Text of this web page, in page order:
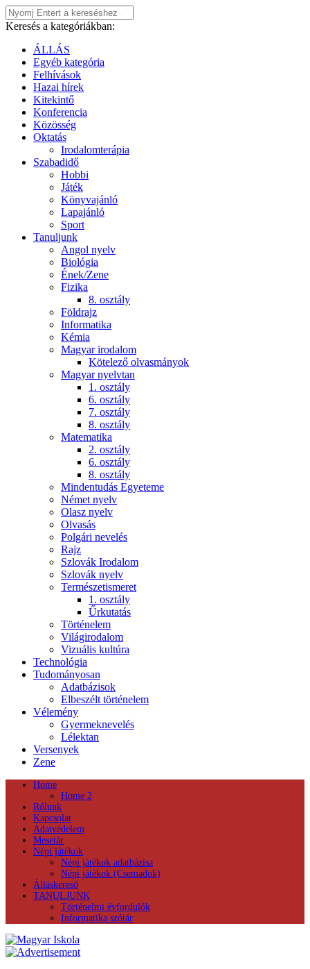
Keresés a kategóriákban:
ÁLLÁS
Egyéb kategória
Felhívások
Hazai hírek
Kitekintő
Konferencia
Közösség
Oktatás
Irodalomterápia
Szabadidő
Hobbi
Játék
Könyvajánló
Lapajánló
Sport
Tanuljunk
Angol nyelv
Biológia
Ének/Zene
Fizika
8. osztály
Földrajz
Informatika
Kémia
Magyar irodalom
Kötelező olvasmányok
Magyar nyelvtan
1. osztály
6. osztály
7. osztály
8. osztály
Matematika
2. osztály
6. osztály
8. osztály
Mindentudás Egyeteme
Német nyelv
Olasz nyelv
Olvasás
Polgári nevelés
Rajz
Szlovák Irodalom
Szlovák nyelv
Természetismeret
1. osztály
Űrkutatás
Történelem
Világirodalom
Vizuális kultúra
Technológia
Tudományosan
Adatbázisok
Elbeszélt történelem
Vélemény
Gyermeknevelés
Lélektan
Versenyek
Zene
Home
Home 2
Rólunk
Kapcsolat
Adatvédelem
Mesetár
Népi játékok
Népi játékok adatbázisa
Népi játékok (Csemadok)
Álláskereső
TANULJUNK
Történelmi évfordulók
Informatika szótár